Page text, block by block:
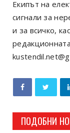
Екипът на
сигнали за
и за всичко,
ПОДОБНИ